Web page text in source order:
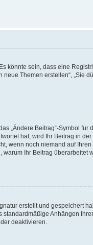
könnte sein, dass eine
Themen erstellen“, „Sie
„Ändere Beitrag“-Symbol für
hat, wird Ihr Beitrag in der
wenn noch niemand auf Ihren
Ihr Beitrag überarbeitet
erstellt und gespeichert
standardmäßige Anhängen
deaktivieren.